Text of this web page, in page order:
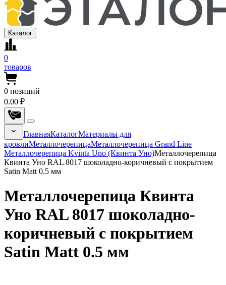
Каталог
0
товаров
0 позиций
0.00 ₽
ГлавнаяКаталогМатериалы для
кровлиМеталлочерепицаМеталлочерепица Grand Line
Металлочерепица Kvinta Uno (Квинта Уно)Металлочерепица
Квинта Уно RAL 8017 шоколадно-коричневый с покрытием
Satin Matt 0.5 мм
Металлочерепица Квинта
Уно RAL 8017 шоколадно-
коричневый с покрытием
Satin Matt 0.5 мм